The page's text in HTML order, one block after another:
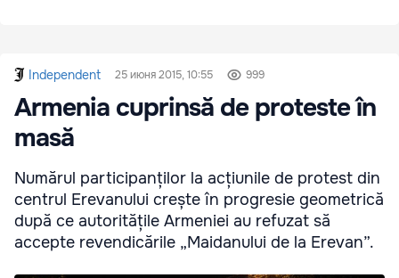
Independent 25 июня 2015, 10:55 999
Armenia cuprinsă de proteste în
masă
Numărul participanților la acțiunile de protest din
centrul Erevanului crește în progresie geometrică
după ce autoritățile Armeniei au refuzat să
accepte revendicările „Maidanului de la Erevan”.